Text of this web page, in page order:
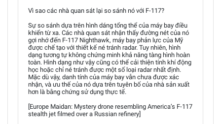
Vì sao các nhà quan sát lại so sánh nó với F-117?
Sự so sánh dựa trên hình dáng tổng thể của máy bay điều
khiển từ xa. Các nhà quan sát nhận thấy đường nét của nó
gợi nhớ đến F-117 Nighthawk, máy bay phản lực của Mỹ
được chế tạo với thiết kế né tránh radar. Tuy nhiên, hình
dạng tương tự không chứng minh khả năng tàng hình hoàn
toàn. Hình dạng như vậy cũng có thể cải thiện tính khí động
học hoặc chỉ né tránh được một số loại radar nhất định.
Mặc dù vậy, danh tính của máy bay vẫn chưa được xác
nhận, và ưu thế của nó dựa trên tuyên bố của nhà sản xuất
hơn là bằng chứng sử dụng thực tế.
[Europe Maidan: Mystery drone resembling America’s F-117
stealth jet filmed over a Russian refinery]